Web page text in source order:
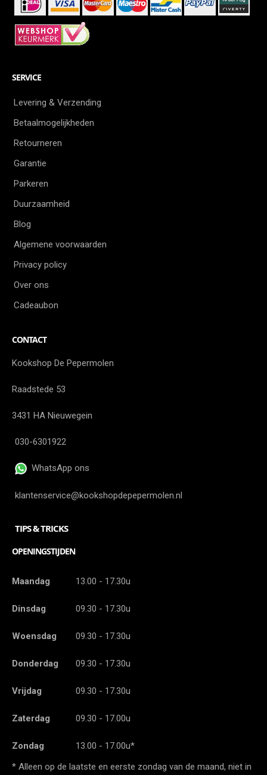
SERVICE
Levering & Verzending
Betaalmogelijkheden
Retourneren
Garantie
Parkeren
Duurzaamheid
Blog
Algemene voorwaarden
Privacy policy
Over ons
Cadeaubon
CONTACT
Kookshop De Pepermolen
Raadstede 53
3431 HA Nieuwegein
030-6301922
WhatsApp ons
klantenservice@kookshopdepepermolen.nl
TIPS & TRICKS
OPENINGSTIJDEN
Maandag 13.00 - 17.30u
Dinsdag 09.30 - 17.30u
Woensdag 09.30 - 17.30u
Donderdag 09.30 - 17.30u
Vrijdag 09.30 - 17.30u
Zaterdag 09.30 - 17.00u
Zondag
13.00 - 17.00u*
* Alleen op de laatste en eerste zondag van de maand, niet in